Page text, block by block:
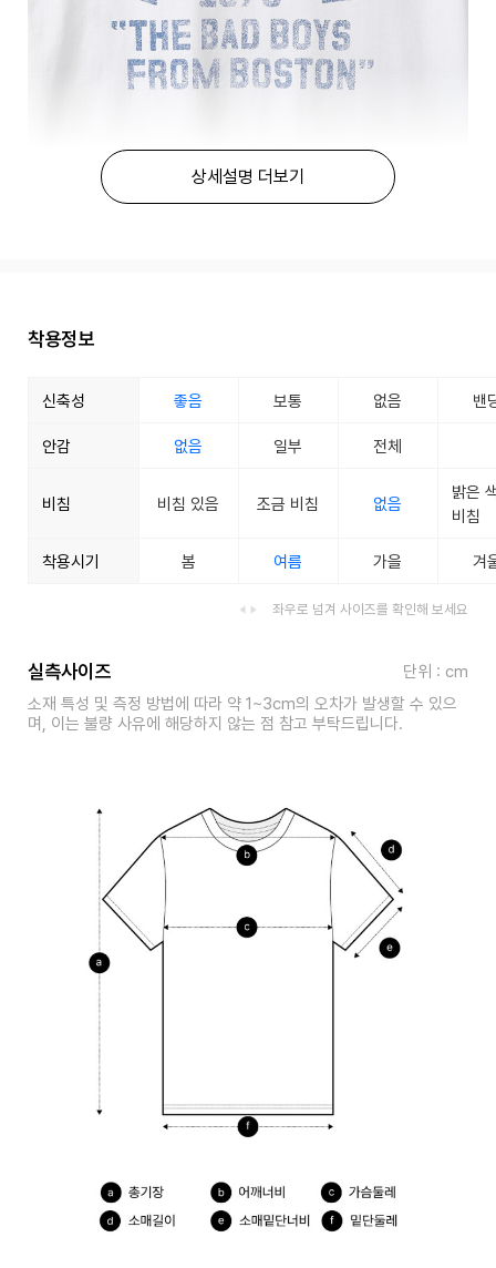
상세설명 더보기
착용정보
신축성 좋음 보통 없음 밴
안감 없음 일부 전체
비침 비침 있음 조금 비침 없음
밝은
비침
착용시기 봄 여름 가을 겨
좌우로 넘겨 사이즈를 확인해 보세요
실측사이즈
단위 : cm
소재 특성 및 측정 방법에 따라 약 1~3cm의 오차가 발생할 수 있으
며, 이는 불량 사유에 해당하지 않는 점 참고 부탁드립니다.